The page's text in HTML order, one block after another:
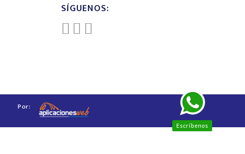
SÍGUENOS:
Escríbenos
Por: